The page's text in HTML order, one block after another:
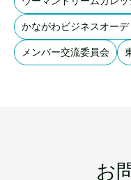
かながわビジネスオーデ
メンバー交流委員会
お